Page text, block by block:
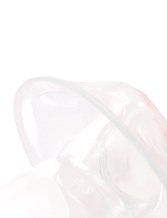
恩沛科技股份有限公司將有權停